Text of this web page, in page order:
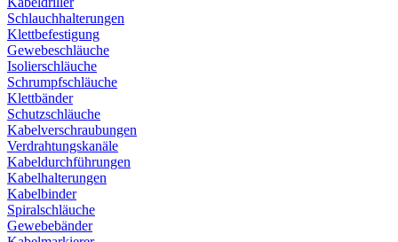
Schlauchhalterungen
Klettbefestigung
Gewebeschläuche
Isolierschläuche
Schrumpfschläuche
Klettbänder
Schutzschläuche
Kabelverschraubungen
Verdrahtungskanäle
Kabeldurchführungen
Kabelhalterungen
Kabelbinder
Spiralschläuche
Gewebebänder